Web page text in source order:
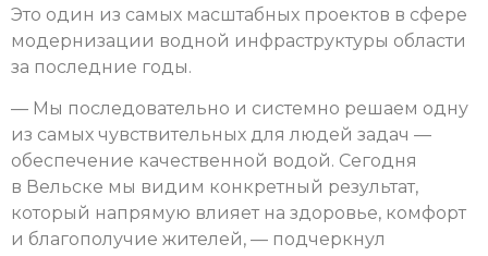
Это один из самых масштабных проектов в сфере
модернизации водной инфраструктуры области
за последние годы.
— Мы последовательно и системно решаем одну
из самых чувствительных для людей задач —
обеспечение качественной водой. Сегодня
в Вельске мы видим конкретный результат,
который напрямую влияет на здоровье, комфорт
и благополучие жителей, — подчеркнул